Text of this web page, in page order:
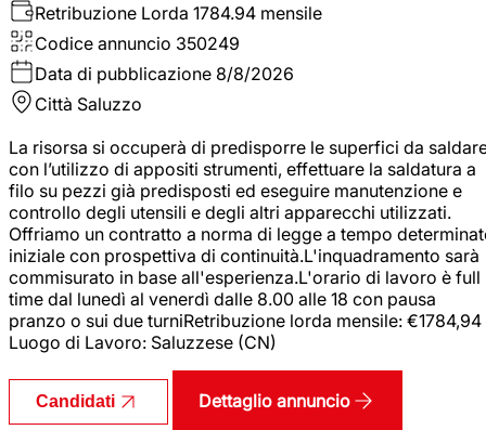
Retribuzione Lorda 1784.94 mensile
Codice annuncio 350249
Data di pubblicazione 8/8/2026
Città Saluzzo
La risorsa si occuperà di predisporre le superfici da
con l’utilizzo di appositi strumenti, effettuare la saldatura a
filo su pezzi già predisposti ed eseguire manutenzione e
controllo degli utensili e degli altri apparecchi utilizzati.
Offriamo un contratto a norma di legge a tempo
iniziale con prospettiva di continuità.L'inquadramento sarà
commisurato in base all'esperienza.L'orario di lavoro è full
time dal lunedì al venerdì dalle 8.00 alle 18 con pausa
pranzo o sui due turniRetribuzione lorda mensile: €1784,94
Luogo di Lavoro: Saluzzese (CN)
Candidati Dettaglio annuncio